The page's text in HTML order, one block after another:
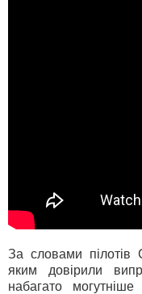
За словами пілотів
яким довірили
набагато